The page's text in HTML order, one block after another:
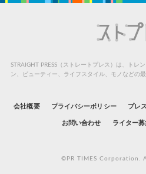
STRAIGHT PRESS（ストレートプレス）は、トレ
ン、ビューティー、ライフスタイル、モノなどの
会社概要 プライバシーポリシー プレ
お問い合わせ ライター募
©PR TIMES Corporation.